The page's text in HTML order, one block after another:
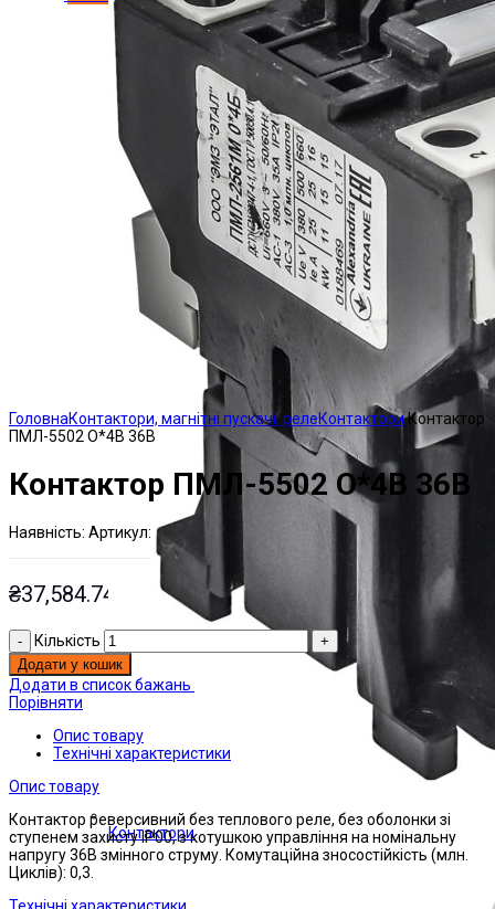
Контактори
ГоловнаКонтактори, магнітні пускачі, релеКонтакториКонтактор
ПМЛ-5502 О*4В 36В
Контактор ПМЛ-5502 О*4В 36В
Наявнiсть: Артикул:
₴37,584.74
Кількість
Додати у кошик
Додати в список бажань
Порівняти
Опис товару
Технічні характеристики
Опис товару
Контактор реверсивний без теплового реле, без оболонки зі
ступенем захисту IP00, з котушкою управління на номінальну
напругу 36В змінного струму. Комутаційна зносостійкість (млн.
Циклів): 0,3.
Технічні характеристики